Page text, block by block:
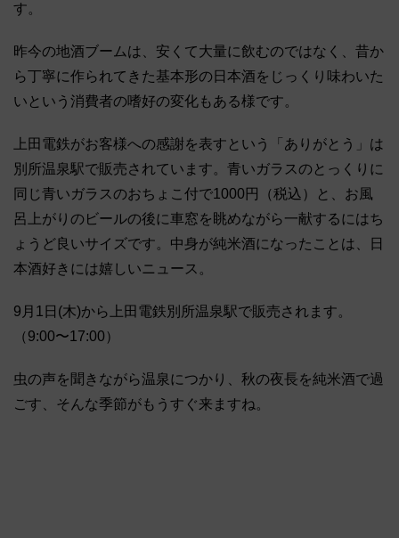
す。
昨今の地酒ブームは、安くて大量に飲むのではなく、昔か
ら丁寧に作られてきた基本形の日本酒をじっくり味わいた
いという消費者の嗜好の変化もある様です。
上田電鉄がお客様への感謝を表すという「ありがとう」は
別所温泉駅で販売されています。青いガラスのとっくりに
同じ青いガラスのおちょこ付で1000円（税込）と、お風
呂上がりのビールの後に車窓を眺めながら一献するにはち
ょうど良いサイズです。中身が純米酒になったことは、日
本酒好きには嬉しいニュース。
9月1日(木)から上田電鉄別所温泉駅で販売されます。
（9:00〜17:00）
虫の声を聞きながら温泉につかり、秋の夜長を純米酒で過
ごす、そんな季節がもうすぐ来ますね。